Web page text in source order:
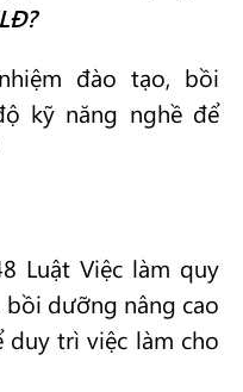
đào tạo, bồi
kỹ năng nghề để
Luật Việc làm quy
dưỡng nâng cao
trì việc làm cho